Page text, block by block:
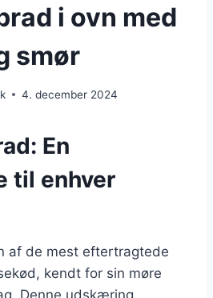
i ovn med
smør
4. december 2024
En
til enhver
af de mest eftertragtede
kendt for sin møre
Denne udskæring